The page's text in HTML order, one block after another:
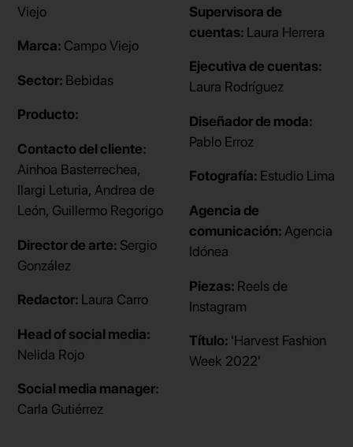
Viejo
Marca: Campo Viejo
Sector: Bebidas
Producto:
Contacto del cliente:
Ainhoa Basterrechea,
Ilargi Leturia, Andrea de
León, Guillermo Regorigo
Director de arte: Sergio
González
Redactor: Laura Carro
Head of social media:
Nelida Rojo
Social media manager:
Carla Gutiérrez
Supervisora de
cuentas: Laura Herrera
Ejecutiva de cuentas:
Laura Rodríguez
Diseñador de moda:
Pablo Erroz
Fotografía: Estudio Lima
Agencia de
comunicación: Agencia
Idónea
Piezas: Reels de
Instagram
Título: 'Harvest Fashion
Week 2022'